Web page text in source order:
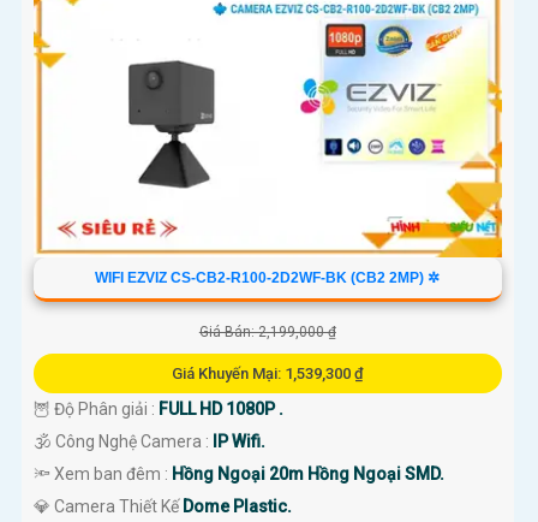
WIFI EZVIZ CS-CB2-R100-2D2WF-BK (CB2 2MP) ✲
Giá Bán: 2,199,000 ₫
Giá Khuyến Mại: 1,539,300 ₫
🦉 Độ Phân giải : FULL HD 1080P .
🕉️ Công Nghệ Camera :
IP Wifi.
🔦 Xem ban đêm : Hồng Ngoại 20m Hồng Ngoại SMD.
💎 Camera Thiết Kế Dome Plastic.